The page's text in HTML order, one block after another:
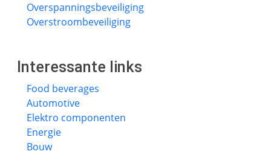
Overspanningsbeveiliging
Overstroombeveiliging
Interessante links
Food beverages
Automotive
Elektro componenten
Energie
Bouw